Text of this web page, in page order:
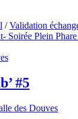
/ Validation
Soirée Plein
#5
des Douves